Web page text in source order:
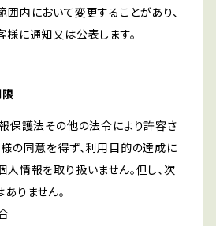
内において変更することがあり、
に通知又は公表します。
保護法その他の法令により許容さ
の同意を得ず、利用目的の達成に
情報を取り扱いません。但し、次
りません。